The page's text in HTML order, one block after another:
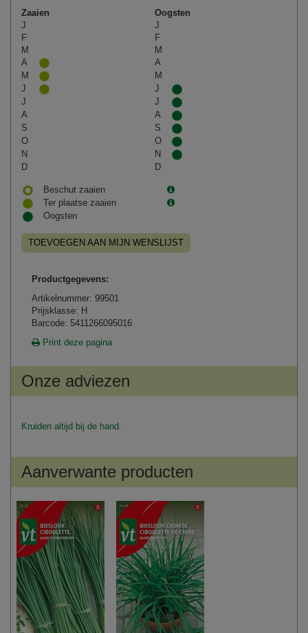
Zaaien
Oogsten
J
J
F
F
M
M
A
A
M
M
J
J
J
J
A
A
S
S
O
O
N
N
D
D
Beschut zaaien
Ter plaatse zaaien
Oogsten
TOEVOEGEN AAN MIJN WENSLIJST
Productgegevens:
Artikelnummer: 99501
Prijsklasse: H
Barcode: 5411266095016
Print deze pagina
Onze adviezen
Kruiden altijd bij de hand.
Aanverwante producten